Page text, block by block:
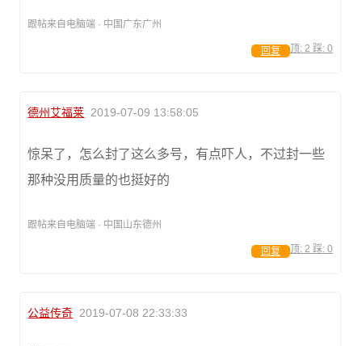
跟帖来自电脑端 · 中国广东广州
顶: 2 踩: 0
回复
德州艾福莱 2019-07-09 13:58:05
惊呆了，怎么封了这么多号，有点吓人，不过封一些
那种没用质量的也挺好的
跟帖来自电脑端 · 中国山东德州
顶: 2 踩: 0
回复
公益传奇 2019-07-08 22:33:33